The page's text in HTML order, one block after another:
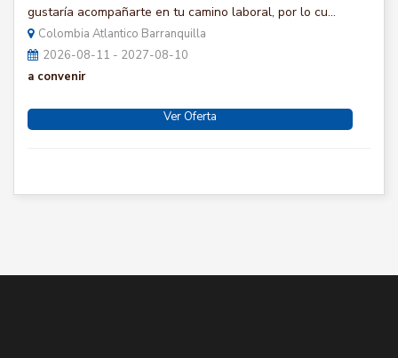
gustaría acompañarte en tu camino laboral, por lo cu...
Colombia Atlantico Barranquilla
2026-08-11 - 2027-08-10
a convenir
Ver Oferta